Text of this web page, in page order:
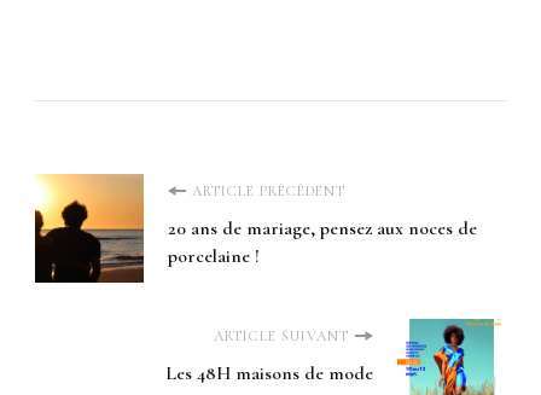
Navigation
d'article
ARTICLE PRÉCÉDENT
20 ans de mariage, pensez aux noces de
porcelaine !
ARTICLE SUIVANT
Les 48H maisons de mode